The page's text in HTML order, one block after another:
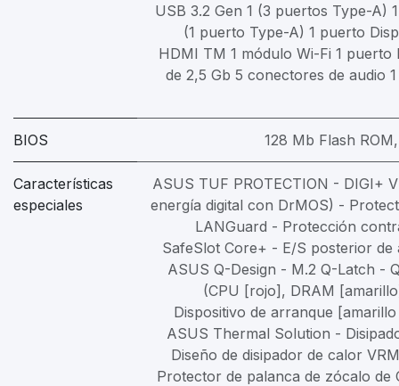
USB 3.2 Gen 1 (3 puertos Type-A)
(1 puerto Type-A) 1 puerto
HDMI TM 1 módulo Wi-Fi 1 puerto
de 2,5 Gb 5 conectores de audio
BIOS 128 Mb Flash
Características
especiales
ASUS TUF PROTECTION - DIGI+
energía digital con DrMOS) -
LANGuard - Protección
SafeSlot Core+ - E/S posterior de
ASUS Q-Design - M.2 Q-Latch -
(CPU [rojo], DRAM
Dispositivo de arranque
ASUS Thermal Solution -
Diseño de disipador de calor
Protector de palanca de zócalo de